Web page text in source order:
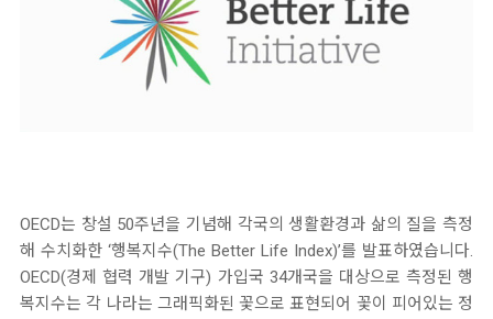
OECD는 창설 50주년을 기념해 각국의 생활환경과 삶의 질을 측정
해 수치화한 ‘행복지수(The Better Life Index)’를 발표하였습니다.
OECD(경제 협력 개발 기구) 가입국 34개국을 대상으로 측정된 행
복지수는 각 나라는 그래픽화된 꽃으로 표현되어 꽃이 피어있는 정